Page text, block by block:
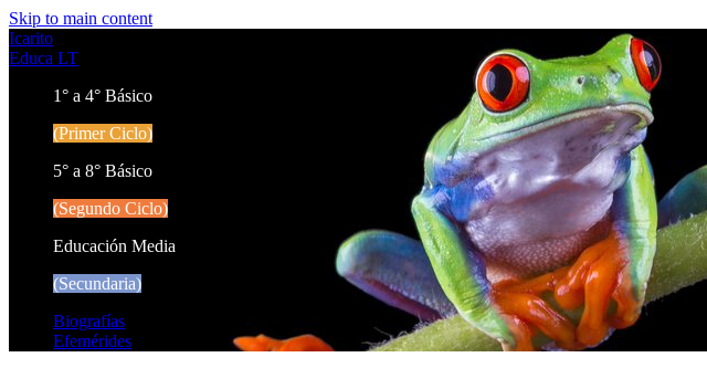
Skip to main content
Icarito
Educa LT
1° a 4° Básico
(Primer Ciclo)
5° a 8° Básico
(Segundo Ciclo)
Educación Media
(Secundaria)
Biografías
Efemérides